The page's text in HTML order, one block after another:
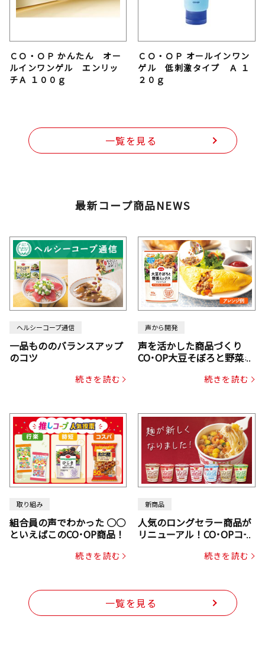
ＣＯ・ＯＰ かんたん オー
ルインワンゲル エンリッ
チＡ １００ｇ
ＣＯ・ＯＰ オールインワン
ゲル 低刺激タイプ Ａ １
２０ｇ
一覧を見る
最新コープ商品NEWS
ヘルシーコープ通信
一品もののバランスアップ
のコツ
続きを読む
声から開発
声を活かした商品づくり
CO･OP大豆そぼろと野菜ミ
じん・コーン入り）続きを読む
取り組み
組合員の声でわかった ○○
といえばこのCO･OP商品！
続きを読む
新商品
人気のロングセラー商品が
リニューアル！CO･OPコー
続きを読む
一覧を見る